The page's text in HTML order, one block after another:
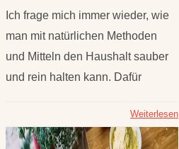
Ich frage mich immer wieder, wie
man mit natürlichen Methoden
und Mitteln den Haushalt sauber
und rein halten kann. Dafür
Weiterlesen